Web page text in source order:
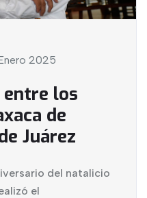
los
de
Juárez
2025
del natalicio
el